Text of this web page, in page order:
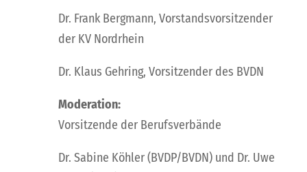
Dr. Frank Bergmann, Vorstandsvorsitzender
der KV Nordrhein
Dr. Klaus Gehring, Vorsitzender des BVDN
Moderation:
Vorsitzende der Berufsverbände
Dr. Sabine Köhler (BVDP/BVDN) und Dr. Uwe